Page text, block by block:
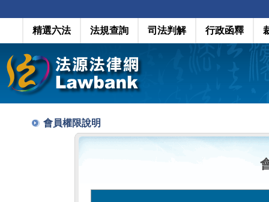
精選六法 法規查詢 司法判解 行政函釋
會員權限說明